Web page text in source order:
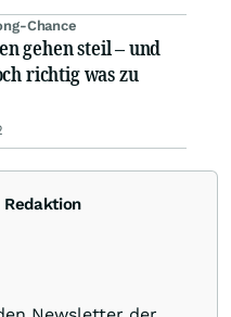
Chance
gehen steil – und
richtig was zu